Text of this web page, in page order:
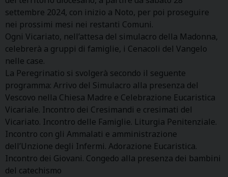
settembre 2024, con inizio a Noto, per poi proseguire
nei prossimi mesi nei restanti Comuni.
Ogni Vicariato, nell’attesa del simulacro della Madonna,
celebrerà a gruppi di famiglie, i Cenacoli del Vangelo
nelle case.
La Peregrinatio si svolgerà secondo il seguente
programma: Arrivo del Simulacro alla presenza del
Vescovo nella Chiesa Madre e Celebrazione Eucaristica
Vicariale. Incontro dei Cresimandi e cresimati del
Vicariato. Incontro delle Famiglie. Liturgia Penitenziale.
Incontro con gli Ammalati e amministrazione
dell’Unzione degli Infermi. Adorazione Eucaristica.
Incontro dei Giovani. Congedo alla presenza dei bambini
del catechismo